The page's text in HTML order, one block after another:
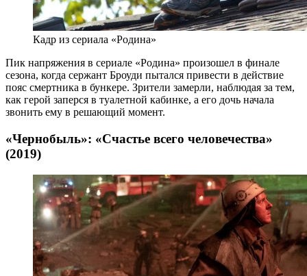
Кадр из сериала «Родина»
Пик напряжения в сериале «Родина» произошел в финале
сезона, когда сержант Броуди пытался привести в действие
пояс смертника в бункере. Зрители замерли, наблюдая за тем,
как герой заперся в туалетной кабинке, а его дочь начала
звонить ему в решающий момент.
«Чернобыль»: «Счастье всего человечества»
(2019)